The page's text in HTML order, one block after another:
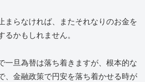
まらなければ、またそれなりのお金を
かもしれません。
一旦為替は落ち着きますが、根本的な
、金融政策で円安を落ち着かせる時が